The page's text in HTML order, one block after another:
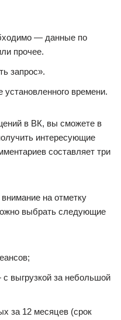
— данные по
прочее.
запрос».
установленного времени.
в ВК, вы сможете в
интересующие
составляет три
на отметку
выбрать следующие
выгрузкой за небольшой
за 12 месяцев (срок